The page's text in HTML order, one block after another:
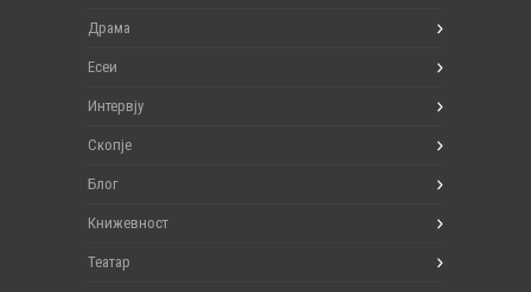
Драма
Есеи
Интервју
Скопје
Блог
Книжевност
Театар